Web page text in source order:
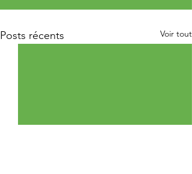
Posts récents Voir tout